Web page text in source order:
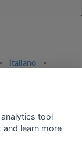
⋅ italiano
⋅
tool
learn more